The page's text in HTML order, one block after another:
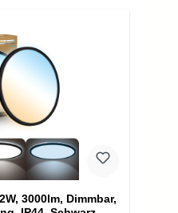
3000lm, Dimmbar,